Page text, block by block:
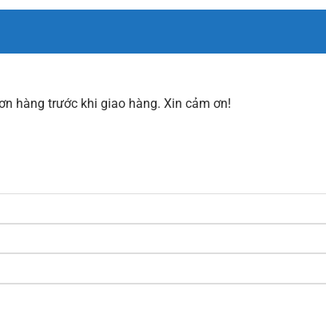
hàng trước khi giao hàng. Xin cảm ơn!